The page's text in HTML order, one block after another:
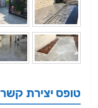
טופס יצירת קשר